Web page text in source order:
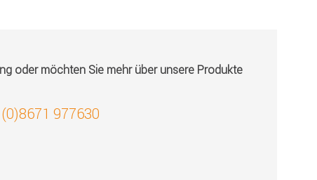
oder möchten Sie mehr über unsere Produkte
977630